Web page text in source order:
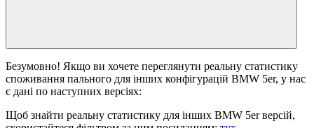
Безумовно! Якщо ви хочете переглянути реальну статистику
споживання пального для інших конфігурацій BMW 5er, у нас
є дані по наступних версіях:
Щоб знайти реальну статистику для інших BMW 5er версій,